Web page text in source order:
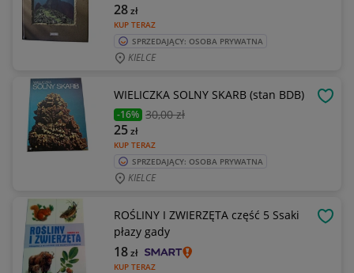
KUP TERAZ
28zł
SPRZEDAJĄCY: OSOBA PRYWATNA
KIELCE
WIELICZKA SOLNY SKARB (stan BDB)
-16% 30,00 zł
KUP TERAZ
25zł
SPRZEDAJĄCY: OSOBA PRYWATNA
KIELCE
ROŚLINY I ZWIERZĘTA część 5 Ssaki
płazy gady
KUP TERAZ
18zł